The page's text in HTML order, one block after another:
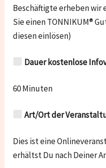
Beschäftigte erheben wir
Sie einen TONNIKUM®
diesen einlösen)
Dauer kostenlose
60 Minuten
Art/Ort der
Dies ist eine
erhältst Du nach Deiner